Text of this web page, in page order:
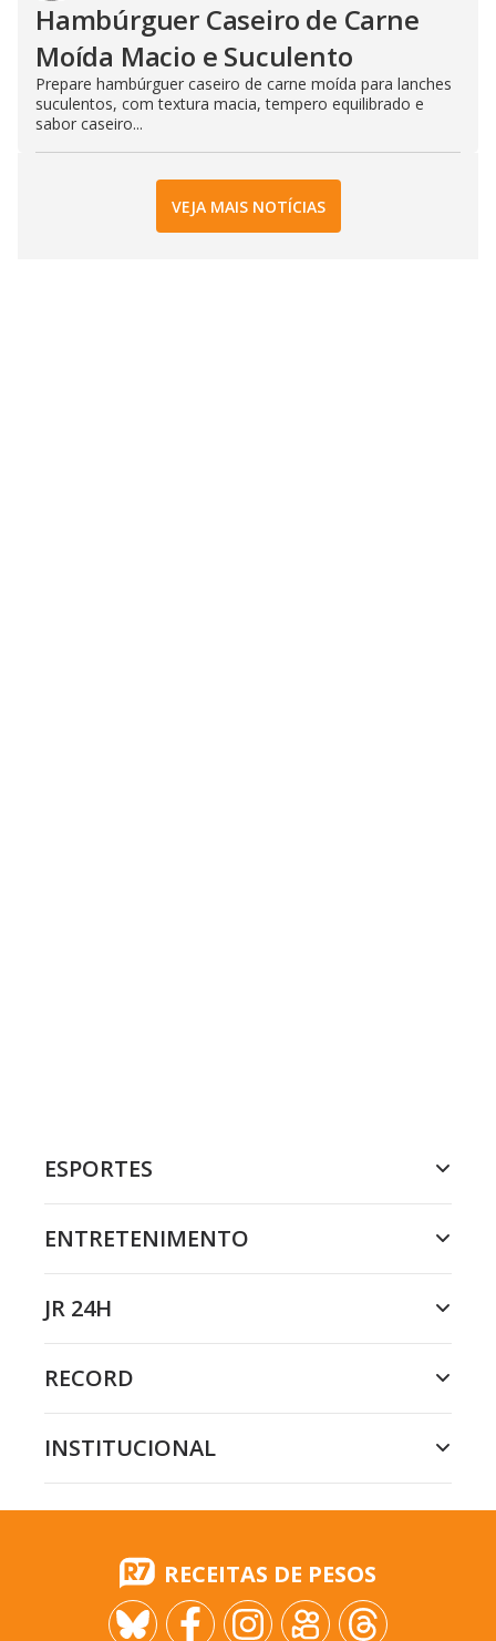
Hambúrguer Caseiro de Carne
Moída Macio e Suculento
Prepare hambúrguer caseiro de carne moída para lanches
suculentos, com textura macia, tempero equilibrado e
sabor caseiro...
VEJA MAIS NOTÍCIAS
ESPORTES
ENTRETENIMENTO
JR 24H
RECORD
INSTITUCIONAL
RECEITAS DE PESOS